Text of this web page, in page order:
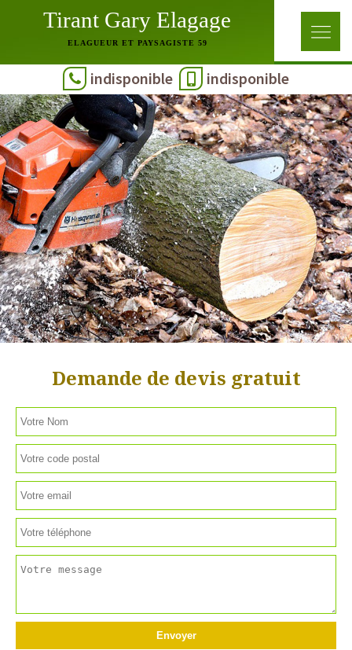
Tirant Gary Elagage
ELAGUEUR ET PAYSAGISTE 59
indisponible indisponible
Demande de devis gratuit